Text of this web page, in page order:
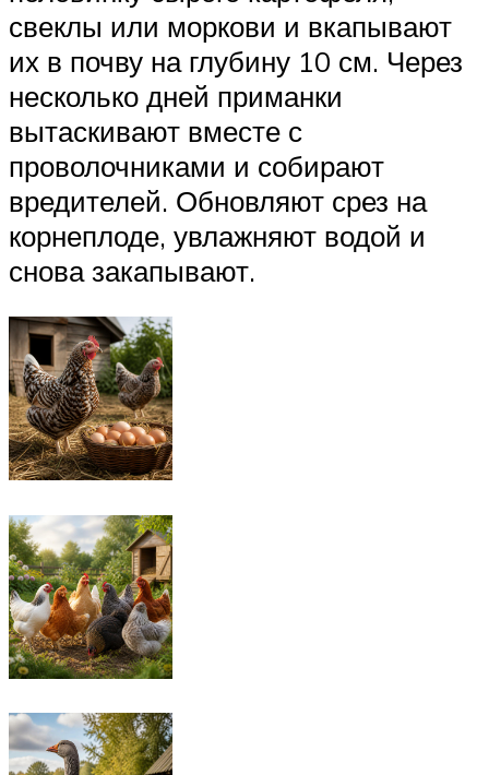
свеклы или моркови и вкапывают
их в почву на глубину 10 см. Через
несколько дней приманки
вытаскивают вместе с
проволочниками и собирают
вредителей. Обновляют срез на
корнеплоде, увлажняют водой и
снова закапывают.